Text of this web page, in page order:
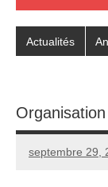
Actualités
septembre 29,
Seg0_La_Vraie
4